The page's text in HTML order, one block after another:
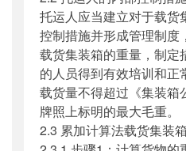
托运人应当建立对于载货
控制措施并形成管理制度
载货集装箱的重量，制定
的人员得到有效培训和正
载货量不得超过《集装箱
牌照上标明的最大毛重。
2.3 累加计算法载货集装